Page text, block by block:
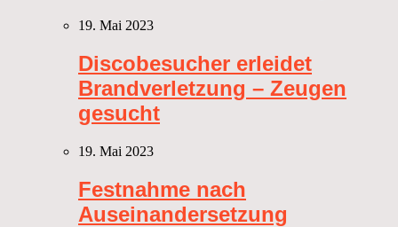
19. Mai 2023
Discobesucher erleidet
Brandverletzung – Zeugen
gesucht
19. Mai 2023
Festnahme nach
Auseinandersetzung